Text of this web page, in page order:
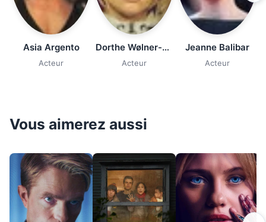
Asia Argento
Acteur
Dorthe Wølner-Hanssen
Acteur
Jeanne Balibar
Acteur
Vous aimerez aussi